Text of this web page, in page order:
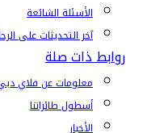
الأسئلة الشائعة
آخر التحديثات على
روابط ذات صلة
معلومات عن فلاي
أسطول طائراتنا
الأخبار